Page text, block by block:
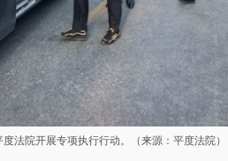
度法院开展专项执行行动。（来源：平度法院）